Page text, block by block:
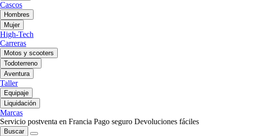
Cascos
Hombres
Mujer
High-Tech
Carreras
Motos y scooters
Todoterreno
Aventura
Taller
Equipaje
Liquidación
Marcas
Servicio postventa en Francia Pago seguro Devoluciones fáciles
Buscar